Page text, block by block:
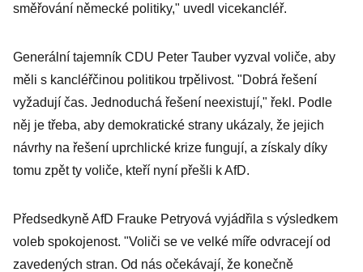
směřování německé politiky," uvedl vicekancléř.
Generální tajemník CDU Peter Tauber vyzval voliče, aby
měli s kancléřčinou politikou trpělivost. "Dobrá řešení
vyžadují čas. Jednoduchá řešení neexistují," řekl. Podle
něj je třeba, aby demokratické strany ukázaly, že jejich
návrhy na řešení uprchlické krize fungují, a získaly díky
tomu zpět ty voliče, kteří nyní přešli k AfD.
Předsedkyně AfD Frauke Petryová vyjádřila s výsledkem
voleb spokojenost. "Voliči se ve velké míře odvracejí od
zavedených stran. Od nás očekávají, že konečně